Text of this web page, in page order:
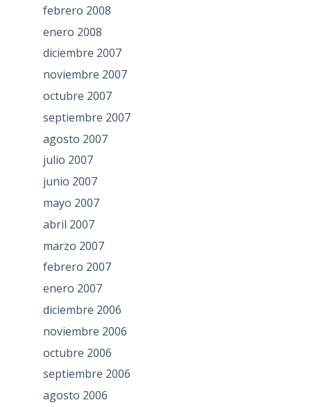
febrero 2008
enero 2008
diciembre 2007
noviembre 2007
octubre 2007
septiembre 2007
agosto 2007
julio 2007
junio 2007
mayo 2007
abril 2007
marzo 2007
febrero 2007
enero 2007
diciembre 2006
noviembre 2006
octubre 2006
septiembre 2006
agosto 2006